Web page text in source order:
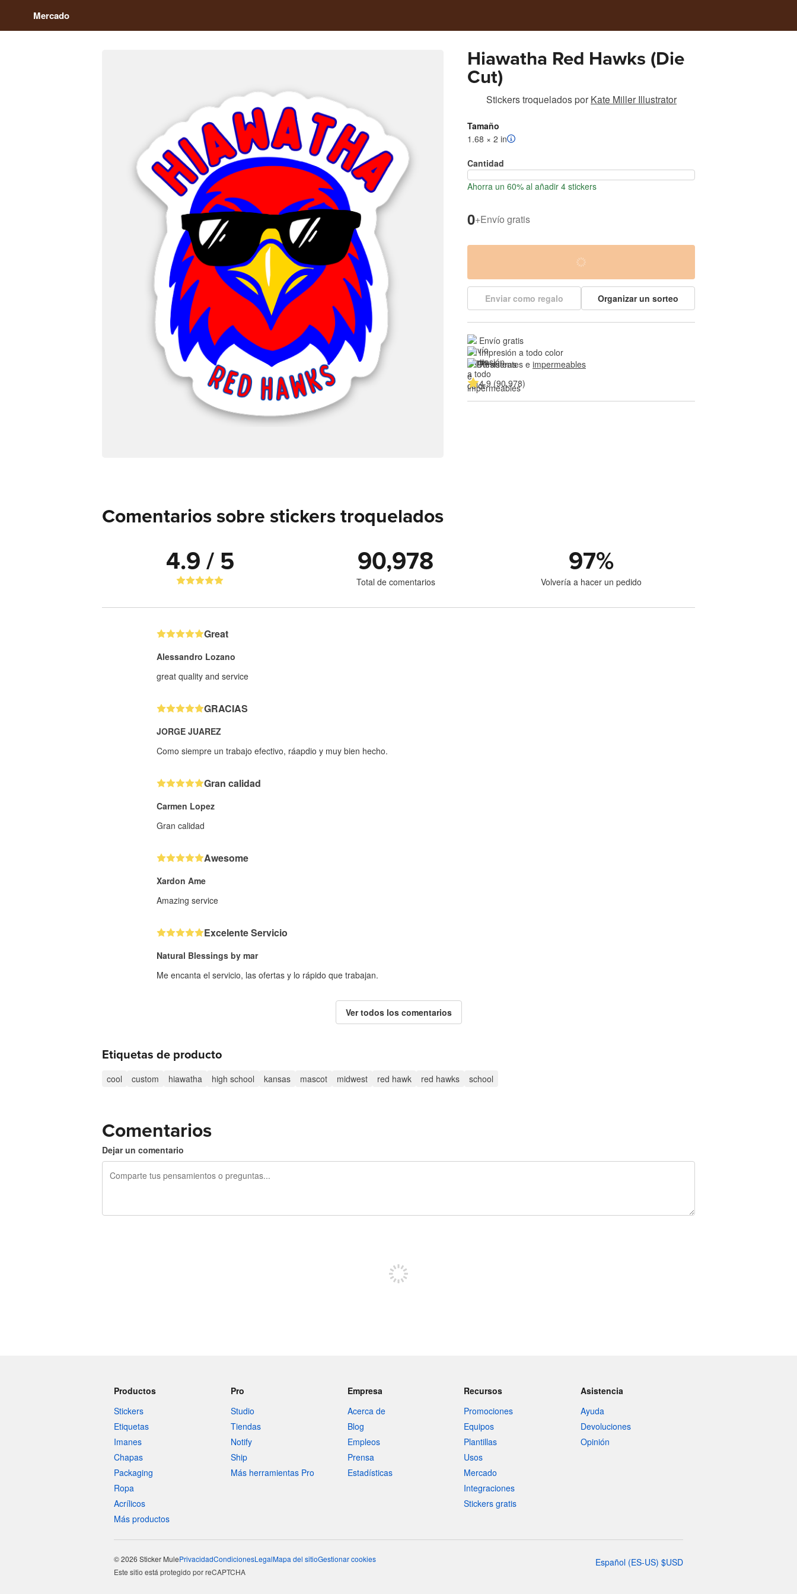
Mercado
Hiawatha Red Hawks (Die
Cut)
Stickers troqueladospor Kate Miller Illustrator
Tamaño
1.68 × 2 in
Cantidad
Ahorra un 60% al añadir 4 stickers
0+Envío gratis
Enviar como regalo Organizar un sorteo
Envío gratis
Impresión a todo color
Resistentes e impermeables
4.9 (90,978)
Comentarios sobre stickers troquelados
4.9 / 5 90,978
Total de comentarios
97%
Volvería a hacer un pedido
Great
Alessandro Lozano
great quality and service
GRACIAS
JORGE JUAREZ
Como siempre un trabajo efectivo, ráapdio y muy bien hecho.
Gran calidad
Carmen Lopez
Gran calidad
Awesome
Xardon Ame
Amazing service
Excelente Servicio
Natural Blessings by mar
Me encanta el servicio, las ofertas y lo rápido que trabajan.
Ver todos los comentarios
Etiquetas de producto
cool custom hiawatha high school kansas mascot midwest red hawk red hawks school
Comentarios
Dejar un comentario
Productos
Stickers
Etiquetas
Imanes
Chapas
Packaging
Ropa
Acrílicos
Más productos
Pro
Studio
Tiendas
Notify
Ship
Más herramientas Pro
Empresa
Acerca de
Blog
Empleos
Prensa
Estadísticas
Recursos
Promociones
Equipos
Plantillas
Usos
Mercado
Integraciones
Stickers gratis
Asistencia
Ayuda
Devoluciones
Opinión
© 2026 Sticker MulePrivacidadCondicionesLegalMapa del sitioGestionar cookies Español (ES-US) $USD
Este sitio está protegido por reCAPTCHA